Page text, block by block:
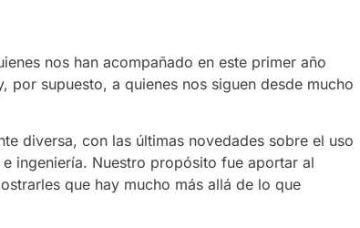
nos han acompañado en este primer año
supuesto, a quienes nos siguen desde mucho
diversa, con las últimas novedades sobre el uso
ingeniería. Nuestro propósito fue aportar al
que hay mucho más allá de lo que